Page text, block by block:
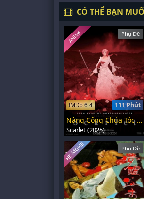
CÓ THỂ BẠN
Phụ Đề
111 Phút
IMDb 6.4
ANIME
Nàng Công Chúa Tóc Đỏ
Scarlet (2025)
Phụ Đề
HK-MOVIE